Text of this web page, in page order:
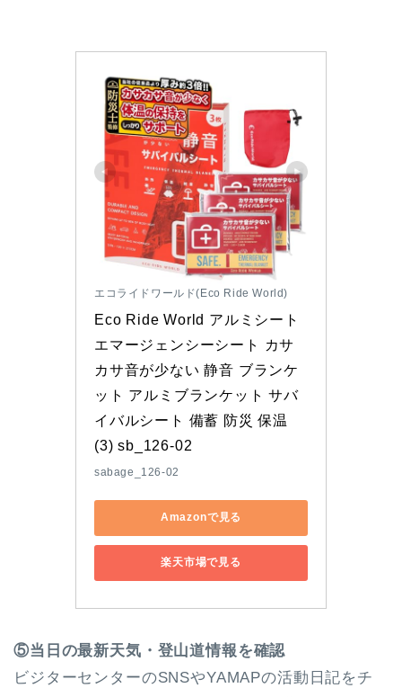
エコライドワールド(Eco Ride World)
Eco Ride World アルミシート
エマージェンシーシート カサ
カサ音が少ない 静音 ブランケ
ット アルミブランケット サバ
イバルシート 備蓄 防災 保温
(3) sb_126-02
sabage_126-02
Amazonで見る
楽天市場で見る
⑤当日の最新天気・登山道情報を確認
ビジターセンターのSNSやYAMAPの活動日記をチ